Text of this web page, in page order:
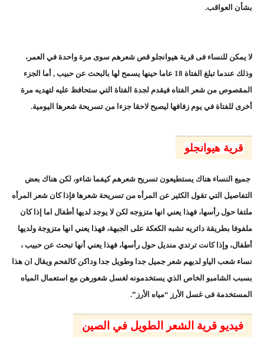
بشأن العواقب.
لا يمكن للنساء فى قرية هيوانجلو قص شعرهم سوى مرة واحدة في العمر،
وذلك عندما تبلغ الفتاة 18 عاما حينها يسمح لها بالبحث عن حبيب ,
أما الجزء
المقصوص من شعر الفتاه فيقدم لجدة الفتاة التي ستحافظ عليه لتهديه مرة
أخرى للفتاة في يوم زفافها ليصبح لاحقا جزءا من تسريحة شعرها اليومية.
قرية هيوانجلو
جميع النساء هناك يستطيعون تسريح شعرهم كيفما شاءو، لكن هناك بعض
التفاصيل التي تقول الكثير عن المرأه من تسريحة شعرها فإذا كان شعر المرأه
ملتفا حول رأسها، فهذا يعني انها متزوجه لكن لا يوجد لديها أطفال اما إذا كان
ملفوفا بطريقة دائريه تشبه الكعكة على الجبهة، فهذا يعني انها متزوجة ولديها
أطفال، وإذا كانت ترتدي منديل حول رأسها، فهذا يعني أنها تبحث عن حبيب ،
نساء شعب الياو لديهم شعر جميل جدا وطويل جدا وداكن كالفحم ويقال ان هذا
بسبب الشامبو الخاص الذي يستخدمونه لغسل شعورهن مع استعمال المياه
المستخدمة فى غسل الأرز “مياه الأرز”.
فيديو قرية الشعر الطويل في الصين